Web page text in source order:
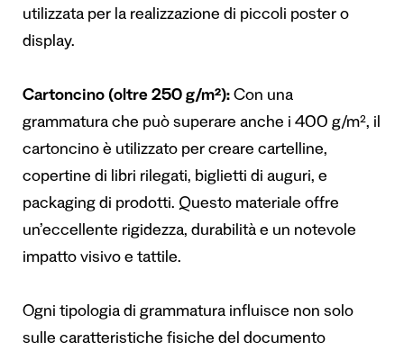
utilizzata per la realizzazione di piccoli poster o
display.
Cartoncino (oltre 250 g/m²): Con una
grammatura che può superare anche i 400 g/m², il
cartoncino è utilizzato per creare cartelline,
copertine di libri rilegati, biglietti di auguri, e
packaging di prodotti. Questo materiale offre
un’eccellente rigidezza, durabilità e un notevole
impatto visivo e tattile.
Ogni tipologia di grammatura influisce non solo
sulle caratteristiche fisiche del documento